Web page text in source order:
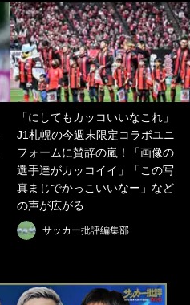
「にしてもカッコいいなこれ」
J1札幌の今週末限定コラボユニ
フォームに賛辞の嵐！「画像の
選手達がカッコイイ」「この写
真まじでかっこいいなー」など
の声が広がる
サッカー批評編集部